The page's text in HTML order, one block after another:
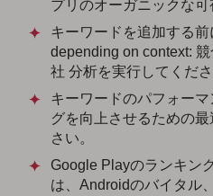
プリのオーガニックな可
キーワードを追加する
depending on context:
社 分析を実行してくださ
キーワードのパフォー
グを向上させるための
さい。
Google Playのランキン
は、Androidのバイタル